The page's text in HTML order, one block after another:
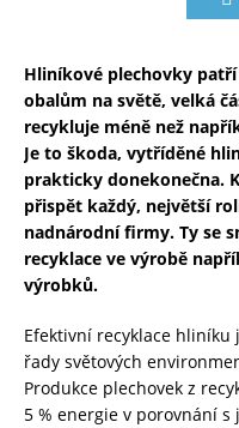
Hliníkové plechovky
obalům na světě, velká
recykluje méně než
Je to škoda, vytříděné
prakticky donekonečna.
přispět každý, největší
nadnárodní firmy. Ty se
recyklace ve výrobě
výrobků.
Efektivní recyklace
řady světových
Produkce plechovek z
5 % energie v porovnání